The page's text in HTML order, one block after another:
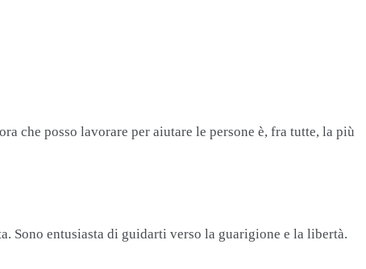
che posso lavorare per aiutare le persone è, fra tutte, la più
Sono entusiasta di guidarti verso la guarigione e la libertà.